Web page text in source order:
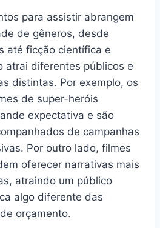
para assistir abrangem
de gêneros, desde
até ficção científica e
atrai diferentes públicos e
distintas. Por exemplo, os
de super-heróis
expectativa e são
de campanhas
Por outro lado, filmes
oferecer narrativas mais
atraindo um público
algo diferente das
orçamento.